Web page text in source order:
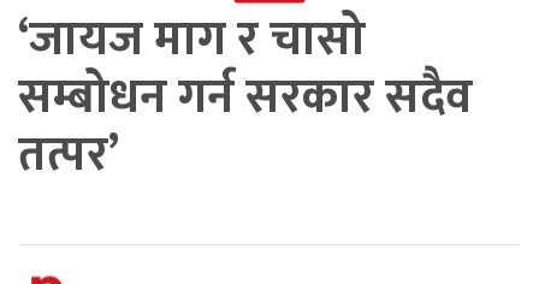
‘जायज माग र चासो
सम्बोधन गर्न सरकार सदैव
तत्पर’